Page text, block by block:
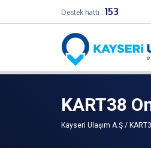
Destek hattı : 153
KART38
Kayseri Ulaşım A.Ş /